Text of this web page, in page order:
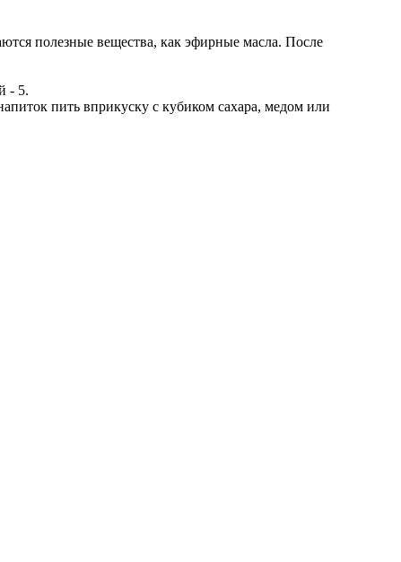
полезные вещества, как эфирные масла. После
- 5.
пить вприкуску с кубиком сахара, медом или